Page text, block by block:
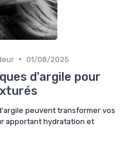
• 01/08/2025
d'argile pour
peuvent transformer vos
apportant hydratation et